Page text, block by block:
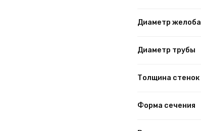
Диаметр желоба
Диаметр трубы
Толщина стенок
Форма сечения